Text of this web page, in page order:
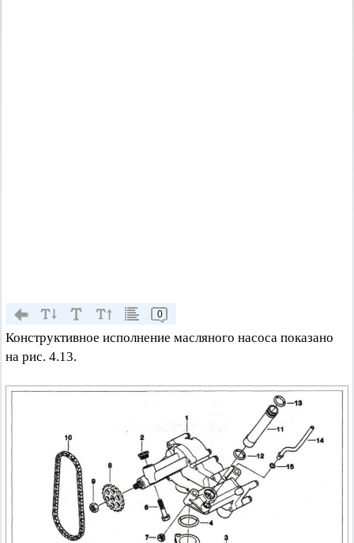
0
Конструктивное исполнение масляного насоса показано
на рис. 4.13.